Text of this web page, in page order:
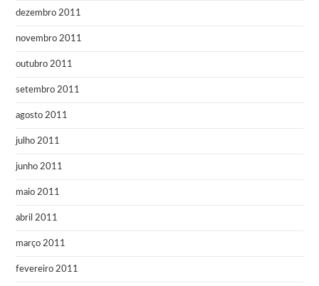
dezembro 2011
novembro 2011
outubro 2011
setembro 2011
agosto 2011
julho 2011
junho 2011
maio 2011
abril 2011
março 2011
fevereiro 2011